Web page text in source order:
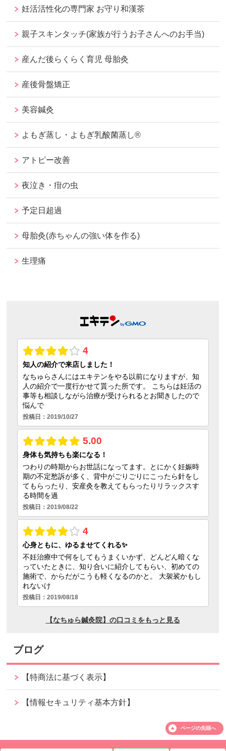
妊活活性化の専門家 お守り和漢茶
親子スキンタッチ(家族が行うお子さんへのお手当)
産んだ後らくらく育児 母胎灸
産後骨盤矯正
美容鍼灸
よもぎ蒸し・よもぎ乳酸菌蒸し®︎
アトピー改善
夜泣き・疳の虫
予定日超過
母胎灸(赤ちゃんの強い体を作る)
生理痛
ブログ
【特商法に基づく表示】
【情報セキュリティ基本方針】
ページの先頭へ